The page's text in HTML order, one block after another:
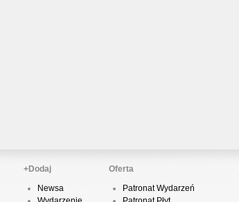
+Dodaj
Newsa
Oferta
Patronat Wydarzeń